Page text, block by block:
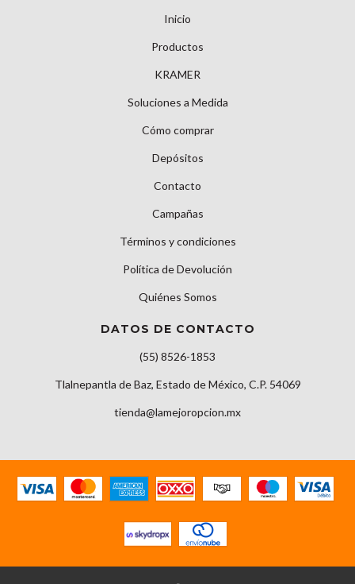
Inicio
Productos
KRAMER
Soluciones a Medida
Cómo comprar
Depósitos
Contacto
Campañas
Términos y condiciones
Política de Devolución
Quiénes Somos
DATOS DE CONTACTO
(55) 8526-1853
Tlalnepantla de Baz, Estado de México, C.P. 54069
tienda@lamejoropcion.mx